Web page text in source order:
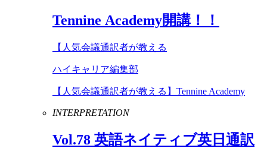
Tennine Academy開講！！
【人気会議通訳者が教える
ハイキャリア編集部
【人気会議通訳者が教える】Tennine Academy
INTERPRETATION
Vol.78 英語ネイティブ英日通訳